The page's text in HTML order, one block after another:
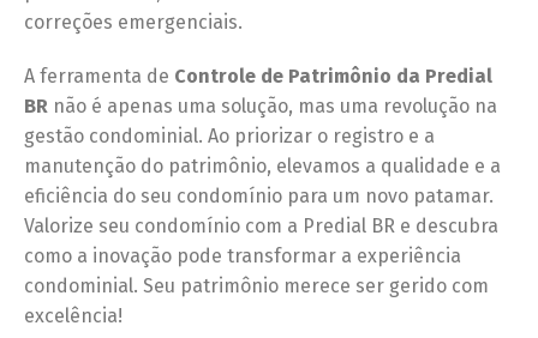
correções emergenciais.
A ferramenta de Controle de Patrimônio da Predial
BR não é apenas uma solução, mas uma revolução na
gestão condominial. Ao priorizar o registro e a
manutenção do patrimônio, elevamos a qualidade e a
eficiência do seu condomínio para um novo patamar.
Valorize seu condomínio com a Predial BR e descubra
como a inovação pode transformar a experiência
condominial. Seu patrimônio merece ser gerido com
excelência!